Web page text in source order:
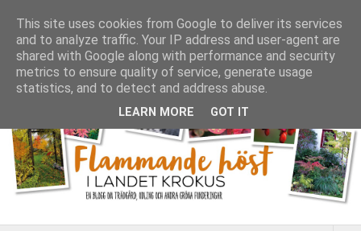
This site uses cookies from Google to deliver its services
and to analyze traffic. Your IP address and user-agent are
shared with Google along with performance and security
metrics to ensure quality of service, generate usage
statistics, and to detect and address abuse.
LEARN MORE GOT IT